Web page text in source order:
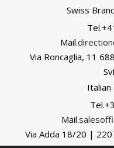
Swiss
Tel.
Mail.
Via Roncaglia, 11
Italian
Mail.
Via Adda 18/20 |